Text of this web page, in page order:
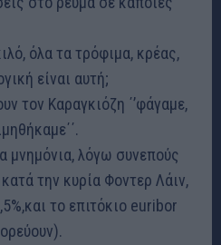
όλα τα τρόφιμα, κρέας,
είναι αυτή;
τον Καραγκιόζη ΄’φάγαμε,
μνημόνια, λόγω συνεπούς
την κυρία Φοντερ Λάιν,
το επιτόκιο euribor